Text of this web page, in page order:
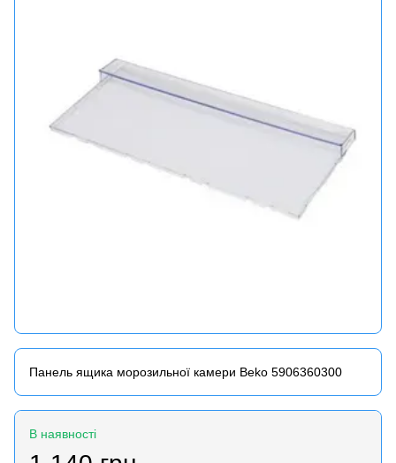
Панель ящика морозильної камери Beko 5906360300
В наявності